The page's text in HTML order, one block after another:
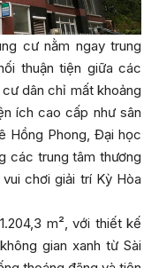
cư nằm ngay trung
thuận tiện giữa các
cư dân chỉ mất khoảng
ích cao cấp như sân
Hồng Phong, Đại học
các trung tâm thương
chơi giải trí Kỳ Hòa
m², với thiết kế
gian xanh từ Sài